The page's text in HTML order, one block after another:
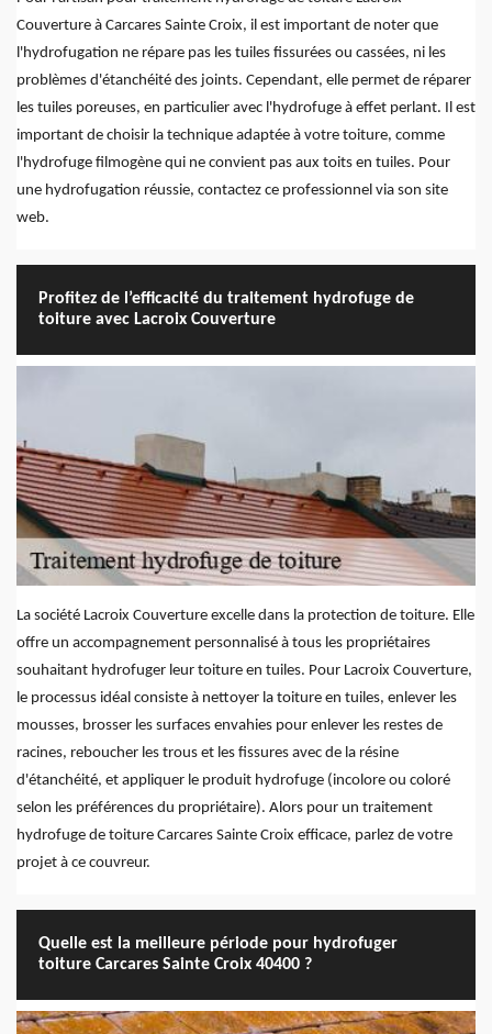
Couverture à Carcares Sainte Croix, il est important de noter que
l'hydrofugation ne répare pas les tuiles fissurées ou cassées, ni les
problèmes d'étanchéité des joints. Cependant, elle permet de réparer
les tuiles poreuses, en particulier avec l'hydrofuge à effet perlant. Il est
important de choisir la technique adaptée à votre toiture, comme
l'hydrofuge filmogène qui ne convient pas aux toits en tuiles. Pour
une hydrofugation réussie, contactez ce professionnel via son site
web.
Profitez de l’efficacité du traitement hydrofuge de
toiture avec Lacroix Couverture
La société Lacroix Couverture excelle dans la protection de toiture. Elle
offre un accompagnement personnalisé à tous les propriétaires
souhaitant hydrofuger leur toiture en tuiles. Pour Lacroix Couverture,
le processus idéal consiste à nettoyer la toiture en tuiles, enlever les
mousses, brosser les surfaces envahies pour enlever les restes de
racines, reboucher les trous et les fissures avec de la résine
d'étanchéité, et appliquer le produit hydrofuge (incolore ou coloré
selon les préférences du propriétaire). Alors pour un traitement
hydrofuge de toiture Carcares Sainte Croix efficace, parlez de votre
projet à ce couvreur.
Quelle est la meilleure période pour hydrofuger
toiture Carcares Sainte Croix 40400 ?